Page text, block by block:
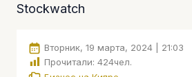
Stockwatch
Вторник, 19 марта, 2024 | 21:03
Прочитали: 424чел.